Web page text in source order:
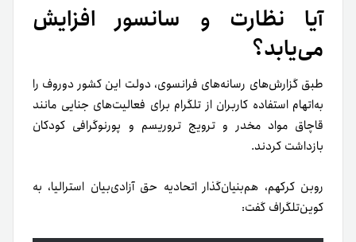
آیا نظارت و سانسور افزایش
می‌یابد؟
طبق گزارش‌های رسانه‌های فرانسوی، دولت این کشور دوروف را
به‌اتهام استفاده کاربران از تلگرام برای فعالیت‌های جنایی مانند
قاچاق مواد مخدر و ترویج تروریسم و پورنوگرافی کودکان
بازداشت کردند.
روبن کرکهم، هم‌بنیان‌گذار اتحادیه حق آزادی‌بیان استرالیا، به
کوین‌تلگراف گفت: